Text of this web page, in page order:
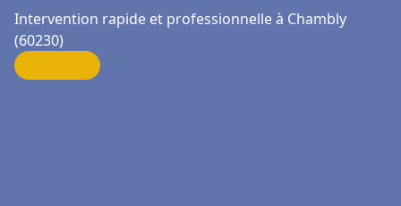
Intervention rapide et professionnelle à Chambly
(60230)